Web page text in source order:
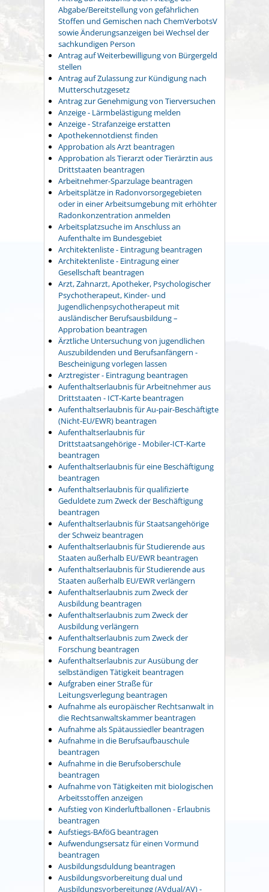
Abgabe/Bereitstellung von gefährlichen
Stoffen und Gemischen nach ChemVerbotsV
sowie Änderungsanzeigen bei Wechsel der
sachkundigen Person
Antrag auf Weiterbewilligung von Bürgergeld
stellen
Antrag auf Zulassung zur Kündigung nach
Mutterschutzgesetz
Antrag zur Genehmigung von Tierversuchen
Anzeige - Lärmbelästigung melden
Anzeige - Strafanzeige erstatten
Apothekennotdienst finden
Approbation als Arzt beantragen
Approbation als Tierarzt oder Tierärztin aus
Drittstaaten beantragen
Arbeitnehmer-Sparzulage beantragen
Arbeitsplätze in Radonvorsorgegebieten
oder in einer Arbeitsumgebung mit erhöhter
Radonkonzentration anmelden
Arbeitsplatzsuche im Anschluss an
Aufenthalte im Bundesgebiet
Architektenliste - Eintragung beantragen
Architektenliste - Eintragung einer
Gesellschaft beantragen
Arzt, Zahnarzt, Apotheker, Psychologischer
Psychotherapeut, Kinder- und
Jugendlichenpsychotherapeut mit
ausländischer Berufsausbildung –
Approbation beantragen
Ärztliche Untersuchung von jugendlichen
Auszubildenden und Berufsanfängern -
Bescheinigung vorlegen lassen
Arztregister - Eintragung beantragen
Aufenthaltserlaubnis für Arbeitnehmer aus
Drittstaaten - ICT-Karte beantragen
Aufenthaltserlaubnis für Au-pair-Beschäftigte
(Nicht-EU/EWR) beantragen
Aufenthaltserlaubnis für
Drittstaatsangehörige - Mobiler-ICT-Karte
beantragen
Aufenthaltserlaubnis für eine Beschäftigung
beantragen
Aufenthaltserlaubnis für qualifizierte
Geduldete zum Zweck der Beschäftigung
beantragen
Aufenthaltserlaubnis für Staatsangehörige
der Schweiz beantragen
Aufenthaltserlaubnis für Studierende aus
Staaten außerhalb EU/EWR beantragen
Aufenthaltserlaubnis für Studierende aus
Staaten außerhalb EU/EWR verlängern
Aufenthaltserlaubnis zum Zweck der
Ausbildung beantragen
Aufenthaltserlaubnis zum Zweck der
Ausbildung verlängern
Aufenthaltserlaubnis zum Zweck der
Forschung beantragen
Aufenthaltserlaubnis zur Ausübung der
selbständigen Tätigkeit beantragen
Aufgraben einer Straße für
Leitungsverlegung beantragen
Aufnahme als europäischer Rechtsanwalt in
die Rechtsanwaltskammer beantragen
Aufnahme als Spätaussiedler beantragen
Aufnahme in die Berufsaufbauschule
beantragen
Aufnahme in die Berufsoberschule
beantragen
Aufnahme von Tätigkeiten mit biologischen
Arbeitsstoffen anzeigen
Aufstieg von Kinderluftballonen - Erlaubnis
beantragen
Aufstiegs-BAföG beantragen
Aufwendungsersatz für einen Vormund
beantragen
Ausbildungsduldung beantragen
Ausbildungsvorbereitung dual und
Ausbildungsvorbereitungg (AVdual/AV) -